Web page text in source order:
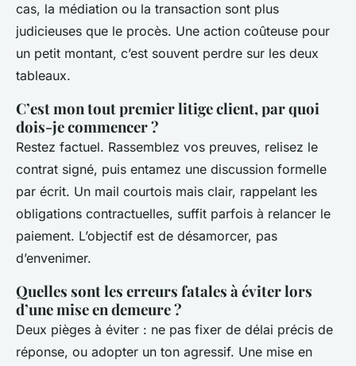
cas, la médiation ou la transaction sont plus
judicieuses que le procès. Une action coûteuse pour
un petit montant, c’est souvent perdre sur les deux
tableaux.
C’est mon tout premier litige client, par quoi
dois-je commencer ?
Restez factuel. Rassemblez vos preuves, relisez le
contrat signé, puis entamez une discussion formelle
par écrit. Un mail courtois mais clair, rappelant les
obligations contractuelles, suffit parfois à relancer le
paiement. L’objectif est de désamorcer, pas
d’envenimer.
Quelles sont les erreurs fatales à éviter lors
d’une mise en demeure ?
Deux pièges à éviter : ne pas fixer de délai précis de
réponse, ou adopter un ton agressif. Une mise en